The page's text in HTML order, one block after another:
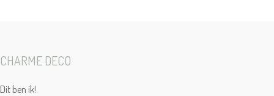
CHARME DECO
Dit ben ik!